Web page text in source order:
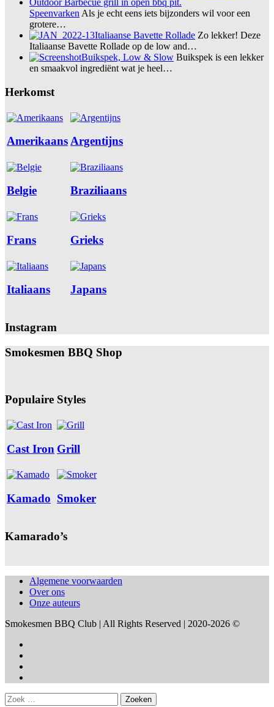
Speenvarken Als je echt eens iets bijzonders wil voor een
grotere…
Italiaanse Bavette Rollade Zo lekker! Deze
Italiaanse Bavette Rollade op de low and…
Buikspek, Low & Slow Buikspek is een lekker
en smaakvol ingrediënt wat je heel…
Herkomst
AmerikaansArgentijns
Belgie Braziliaans
Frans Grieks
Italiaans Japans
Instagram
Smokesmen BBQ Shop
Populaire Styles
Cast Iron Grill
Kamado Smoker
Kamarado’s
Algemene voorwaarden
Over ons
Onze auteurs
Smokesmen BBQ Club | All Rights Reserved | 2020-2026 ©